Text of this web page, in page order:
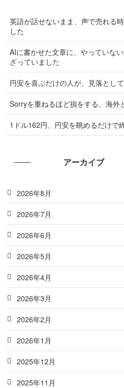
英語が話せないまま、声で売れる
した
AIに書かせた文章に、やっていな
ざっていました
円安を喜ぶだけの人が、見落とし
Sorryを重ねるほど損をする、海外
1ドル162円、円安を眺めるだけで
アーカイブ
2026年8月
2026年7月
2026年6月
2026年5月
2026年4月
2026年3月
2026年2月
2026年1月
2025年12月
2025年11月